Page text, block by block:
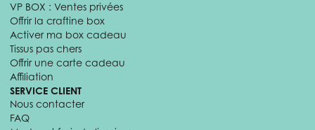
VP BOX : Ventes privées
Offrir la craftine box
Activer ma box cadeau
Tissus pas chers
Offrir une carte cadeau
Affiliation
SERVICE CLIENT
Nous contacter
FAQ